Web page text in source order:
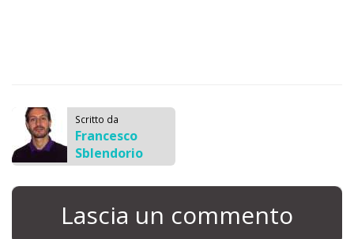
Scritto da
Francesco
Sblendorio
Lascia un commento